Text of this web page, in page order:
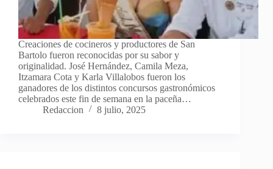
Creaciones de cocineros y productores de San
Bartolo fueron reconocidas por su sabor y
originalidad. José Hernández, Camila Meza,
Itzamara Cota y Karla Villalobos fueron los
ganadores de los distintos concursos gastronómicos
celebrados este fin de semana en la paceña…
Redaccion
8 julio, 2025